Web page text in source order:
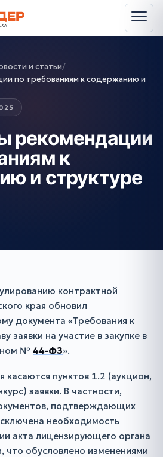
и статьи/
по требованиям к содержанию и
рекомендации
к
и структуре
контрактной
края обновил
документа «Требования к
заявки на участие в закупке в
№ 44-ФЗ».
касаются пунктов 1.2 (аукцион,
заявки. В частности,
подтверждающих
необходимость
акта лицензирующего органа
что обусловлено изменениями